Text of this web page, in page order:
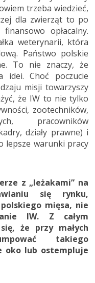
trzeba wiedzieć,
dla zwierząt to po
opłacalny.
weterynarii, która
Państwo polskie
To nie znaczy, że
idei. Choć poczucie
misji towarzyszy
że IW to nie tylko
zootechników,
pracowników
działy prawne) i
lepsze warunki pracy
z „leżakami” na
się rynku,
mięsa, nie
IW. Z całym
że przy małych
takiego
oko lub ostempluje